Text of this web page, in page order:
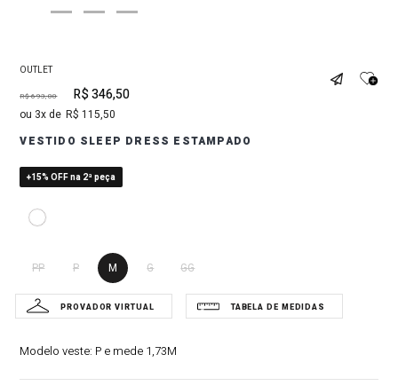
OUTLET
R$ 693,00 R$ 346,50
3 R$ 115,50
VESTIDO SLEEP DRESS ESTAMPADO
+15% OFF na 2ª peça
PP P M G GG
Modelo veste: P e mede 1,73M